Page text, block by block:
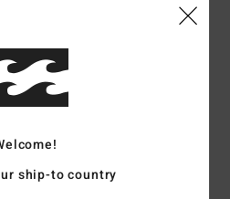
ship-to country